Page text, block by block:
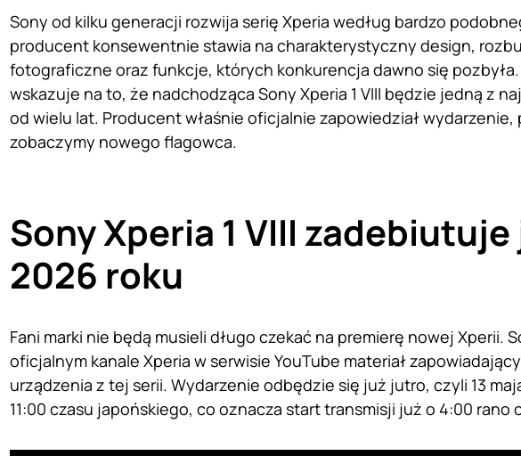
Sony od kilku generacji rozwija serię Xperia według bardzo
producent konsewentnie stawia na charakterystyczny design,
fotograficzne oraz funkcje, których konkurencja dawno się
wskazuje na to, że nadchodząca Sony Xperia 1 VIII będzie jedną z
od wielu lat. Producent właśnie oficjalnie zapowiedział
zobaczymy nowego flagowca.
Sony Xperia 1 VIII zadebiutuje
2026 roku
Fani marki nie będą musieli długo czekać na premierę nowej Xperii.
oficjalnym kanale Xperia w serwisie YouTube materiał
urządzenia z tej serii. Wydarzenie odbędzie się już jutro, czyli 13
11:00 czasu japońskiego, co oznacza start transmisji już o 4:00 rano